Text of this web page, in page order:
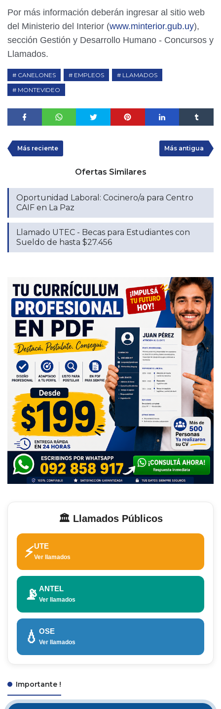
Por más información deberán ingresar al sitio web
del Ministerio del Interior (www.minterior.gub.uy),
sección Gestión y Desarrollo Humano - Concursos y
Llamados.
CANELONES EMPLEOS
LLAMADOS
MONTEVIDEO
Más reciente Más antigua
Ofertas Similares
Oportunidad Laboral: Cocinero/a para Centro
CAIF en La Paz
Llamado UTEC - Becas para Estudiantes con
Sueldo de hasta $27.456
🏛️ Llamados Públicos
⚡UTE
Ver llamados
📡 ANTEL
Ver llamados
💧 OSE
Ver llamados
Importante !